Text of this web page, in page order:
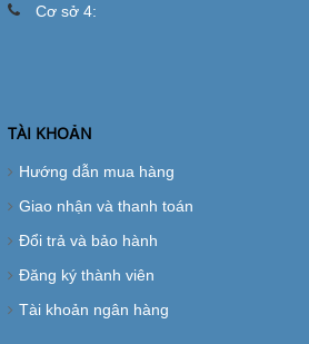
Cơ sở 4:
TÀI KHOẢN
Hướng dẫn mua hàng
Giao nhận và thanh toán
Đổi trả và bảo hành
Đăng ký thành viên
Tài khoản ngân hàng